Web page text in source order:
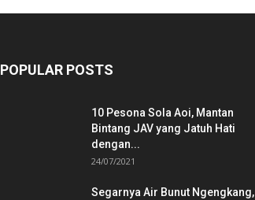
POPULAR POSTS
10 Pesona Sola Aoi, Mantan
Bintang JAV yang Jatuh Hati
dengan...
24/07/2021
Segarnya Air Bunut Ngengkang,